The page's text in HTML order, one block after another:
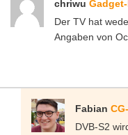
chriwu
Der TV hat
Angaben von
Fabian
DVB-S2